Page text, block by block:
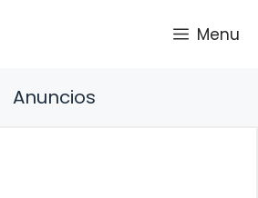
Menu
Anuncios